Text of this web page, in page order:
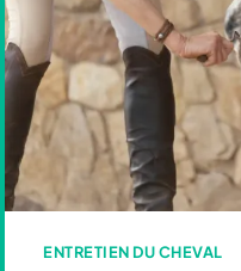
ENTRETIEN DU CHEVAL